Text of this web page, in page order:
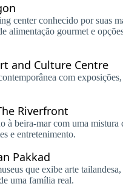
center conhecido por suas
alimentação gourmet e
and Culture Centre
com
Riverfront
à beira-mar com uma mistura
e entretenimento.
Pakkad
que exibe arte
uma família real.